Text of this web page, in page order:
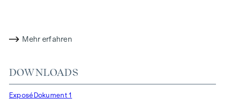
garantieren eine nachhaltige und effiziente
Mehr Infos unter:WOHNEN AM PARK, 1160 Wien,
Herbststraße – Winegg
Mehr erfahren
DOWNLOADS
Exposé Dokument 1